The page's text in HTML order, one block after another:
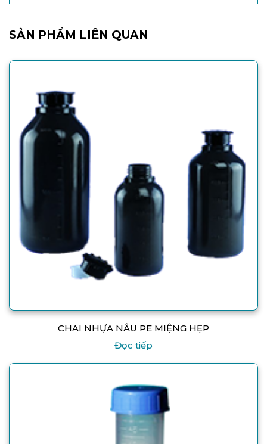
SẢN PHẨM LIÊN QUAN
CHAI NHỰA NÂU PE MIỆNG HẸP
Đọc tiếp